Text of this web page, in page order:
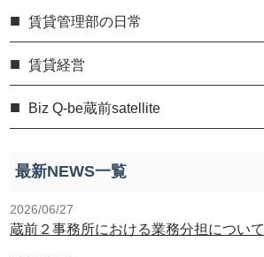
賃貸管理部の日常
賃貸経営
Biz Q-be蔵前satellite
最新NEWS一覧
2026/06/27
蔵前２事務所における業務分担について